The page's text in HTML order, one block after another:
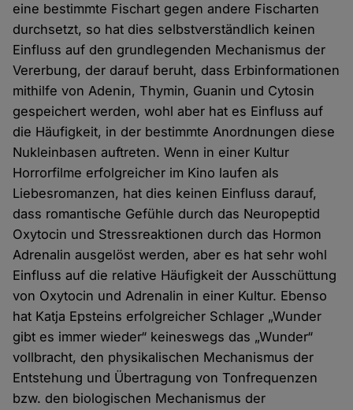
eine bestimmte Fischart gegen andere Fischarten
durchsetzt, so hat dies selbstverständlich keinen
Einfluss auf den grundlegenden Mechanismus der
Vererbung, der darauf beruht, dass Erbinformationen
mithilfe von Adenin, Thymin, Guanin und Cytosin
gespeichert werden, wohl aber hat es Einfluss auf
die Häufigkeit, in der bestimmte Anordnungen diese
Nukleinbasen auftreten. Wenn in einer Kultur
Horrorfilme erfolgreicher im Kino laufen als
Liebesromanzen, hat dies keinen Einfluss darauf,
dass romantische Gefühle durch das Neuropeptid
Oxytocin und Stressreaktionen durch das Hormon
Adrenalin ausgelöst werden, aber es hat sehr wohl
Einfluss auf die relative Häufigkeit der Ausschüttung
von Oxytocin und Adrenalin in einer Kultur. Ebenso
hat Katja Epsteins erfolgreicher Schlager „Wunder
gibt es immer wieder“ keineswegs das „Wunder“
vollbracht, den physikalischen Mechanismus der
Entstehung und Übertragung von Tonfrequenzen
bzw. den biologischen Mechanismus der